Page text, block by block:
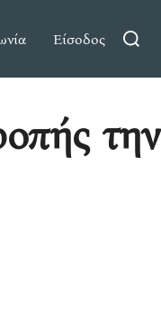
Είσοδος
Search
την